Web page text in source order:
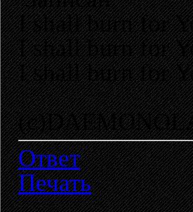
I shall burn for
I shall burn for
I shall burn for
Ответ
Печать